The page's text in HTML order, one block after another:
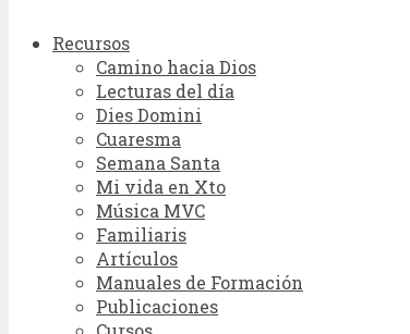
Recursos
Camino hacia Dios
Lecturas del día
Dies Domini
Cuaresma
Semana Santa
Mi vida en Xto
Música MVC
Familiaris
Artículos
Manuales de Formación
Publicaciones